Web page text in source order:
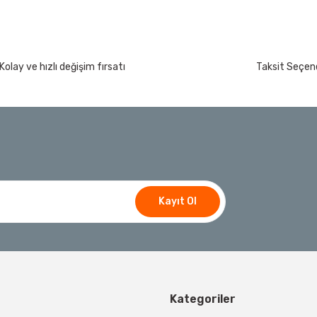
İzeltaş Lokmalı Allen Uç ve Star Torx Uç
Bosch GLM 50-27 C Lazerli Uzaklık Ölçer-
Kolay ve hızlı değişim fırsatı Taksit
Kayıt Ol
Kategoriler